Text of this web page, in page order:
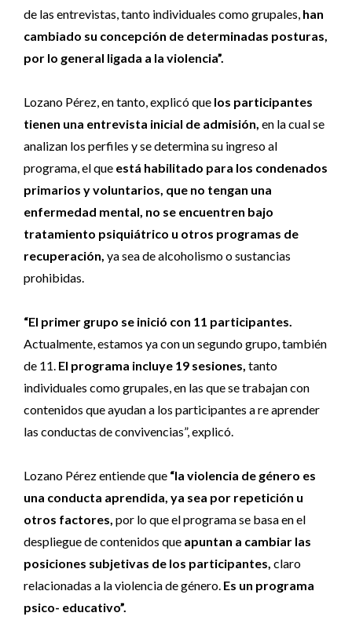
de las entrevistas, tanto individuales como grupales, han
cambiado su concepción de determinadas posturas,
por lo general ligada a la violencia”.
Lozano Pérez, en tanto, explicó que los participantes
tienen una entrevista inicial de admisión, en la cual se
analizan los perfiles y se determina su ingreso al
programa, el que está habilitado para los condenados
primarios y voluntarios, que no tengan una
enfermedad mental, no se encuentren bajo
tratamiento psiquiátrico u otros programas de
recuperación, ya sea de alcoholismo o sustancias
prohibidas.
“El primer grupo se inició con 11 participantes.
Actualmente, estamos ya con un segundo grupo, también
de 11. El programa incluye 19 sesiones, tanto
individuales como grupales, en las que se trabajan con
contenidos que ayudan a los participantes a re aprender
las conductas de convivencias”, explicó.
Lozano Pérez entiende que “la violencia de género es
una conducta aprendida, ya sea por repetición u
otros factores, por lo que el programa se basa en el
despliegue de contenidos que apuntan a cambiar las
posiciones subjetivas de los participantes, claro
relacionadas a la violencia de género. Es un programa
psico- educativo”.